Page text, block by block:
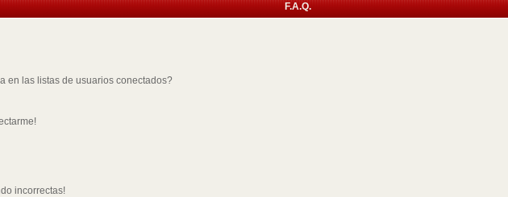
F.A.Q.
las listas de usuarios conectados?
incorrectas!